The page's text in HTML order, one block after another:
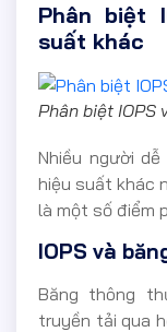
Phân biệt
suất khác
Phân biệt IOPS
Nhiều người
hiệu suất khác
là một số điểm
IOPS và
Băng thông
truyền tải qua